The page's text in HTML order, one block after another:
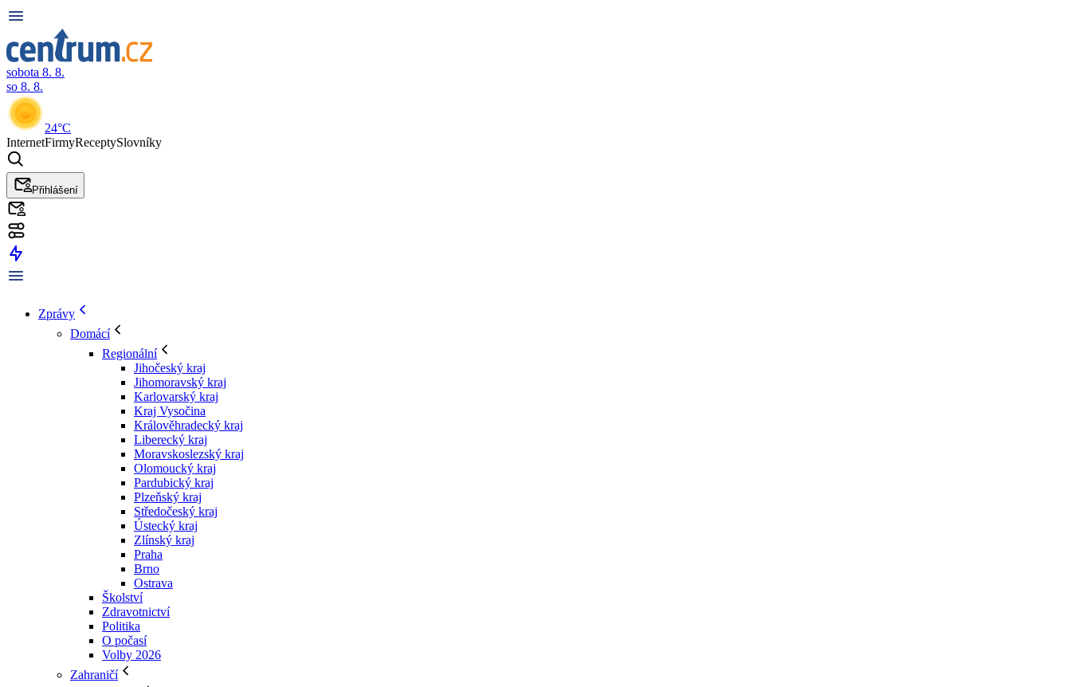
sobota 8. 8.
so 8. 8.
24°C
InternetFirmyReceptySlovníky
Přihlášení
Zprávy
Domácí
Regionální
Jihočeský kraj
Jihomoravský kraj
Karlovarský kraj
Kraj Vysočina
Králověhradecký kraj
Liberecký kraj
Moravskoslezský kraj
Olomoucký kraj
Pardubický kraj
Plzeňský kraj
Středočeský kraj
Ústecký kraj
Zlínský kraj
Praha
Brno
Ostrava
Školství
Zdravotnictví
Politika
O počasí
Volby 2026
Zahraničí